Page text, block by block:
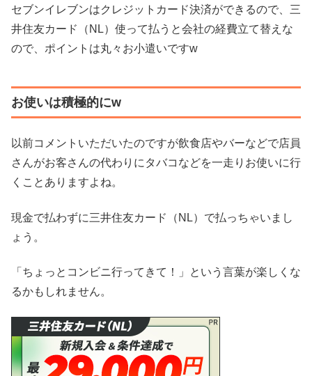
セブンイレブンはクレジットカード決済ができるので、三
井住友カード（NL）使って払うと会社の経費立て替えな
ので、ポイントは丸々お小遣いですw
お使いは積極的にw
以前コメントいただいたのですが飲食店やバーなどで店員
さんがお客さんの代わりにタバコなどを一走りお使いに行
くことありますよね。
現金で払わずに三井住友カード（NL）で払っちゃいまし
ょう。
「ちょっとコンビニ行ってきて！」という言葉が楽しくな
るかもしれません。